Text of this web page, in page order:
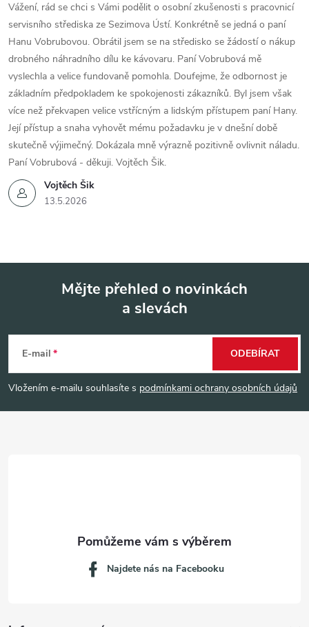
Vojtěch Šik
13.5.2026
Vážení, rád se chci s Vámi podělit o osobní zkušenosti s pracovnicí
servisního střediska ze Sezimova Ústí. Konkrétně se jedná o paní
Hanu Vobrubovou. Obrátil jsem se na středisko se žádostí o nákup
drobného náhradního dílu ke kávovaru. Paní Vobrubová mě
vyslechla a velice fundovaně pomohla. Doufejme, že odbornost je
základním předpokladem ke spokojenosti zákazníků. Byl jsem však
více než překvapen velice vstřícným a lidským přístupem paní Hany.
Její přístup a snaha vyhovět mému požadavku je v dnešní době
skutečně výjimečný. Dokázala mně výrazně pozitivně ovlivnit náladu.
Paní Vobrubová - děkuji. Vojtěch Šik.
p
Mějte přehled o novinkách
a slevách
E-mail
Vložením e-mailu souhlasíte s podmínkami ochrany osobních údajů
ODEBÍRAT
Najdete nás na Facebooku